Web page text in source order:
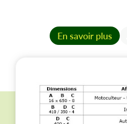
En savoir plus